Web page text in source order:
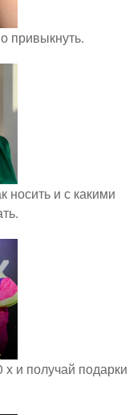
привыкнуть.
носить и с какими
и получай подарки